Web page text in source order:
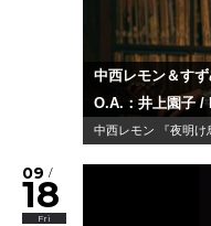
中西レモン＆す
O.A.：井上園子 /
中西レモン 『夜明け
09 /
18
Fri